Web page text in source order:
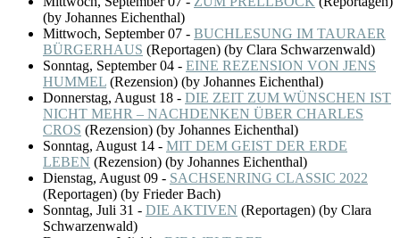
(by Johannes Eichenthal)
Mittwoch, September 07 - BUCHLESUNG IM TAURAER
BÜRGERHAUS (Reportagen) (by Clara Schwarzenwald)
Sonntag, September 04 - EINE REZENSION VON JENS
HUMMEL (Rezension) (by Johannes Eichenthal)
Donnerstag, August 18 - DIE ZEIT ZUM WÜNSCHEN IST
NICHT MEHR – NACHDENKEN ÜBER CHARLES
CROS (Rezension) (by Johannes Eichenthal)
Sonntag, August 14 - MIT DEM GEIST DER ERDE
LEBEN (Rezension) (by Johannes Eichenthal)
Dienstag, August 09 - SACHSENRING CLASSIC 2022
(Reportagen) (by Frieder Bach)
Sonntag, Juli 31 - DIE AKTIVEN (Reportagen) (by Clara
Schwarzenwald)